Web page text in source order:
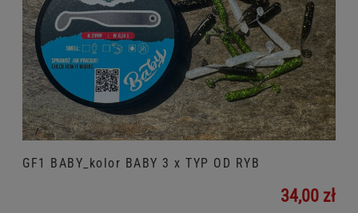
GF1 BABY_kolor BABY 3 x TYP OD RYB
34,00 zł